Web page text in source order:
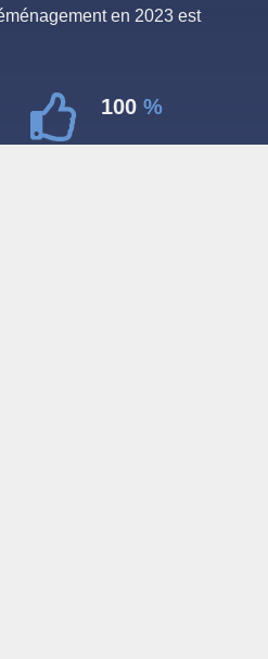
en 2023 est
100 %